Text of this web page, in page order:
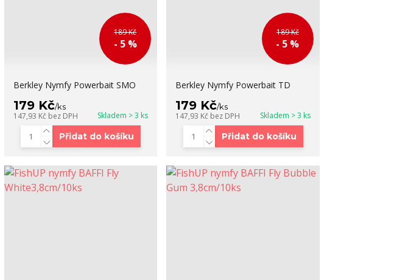
189 Kč
- 5 %
Berkley Nymfy Powerbait SMO
179 Kč/ks
147,93 Kč bez DPH Skladem > 3 ks
Přidat do košíku
189 Kč
- 5 %
Berkley Nymfy Powerbait TD
179 Kč/ks
147,93 Kč bez DPH Skladem > 3 ks
Přidat do košíku